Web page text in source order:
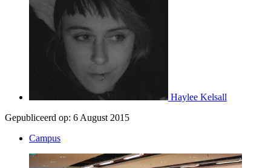
Haylee Kelsall
Gepubliceerd op: 6 August 2015
Campus